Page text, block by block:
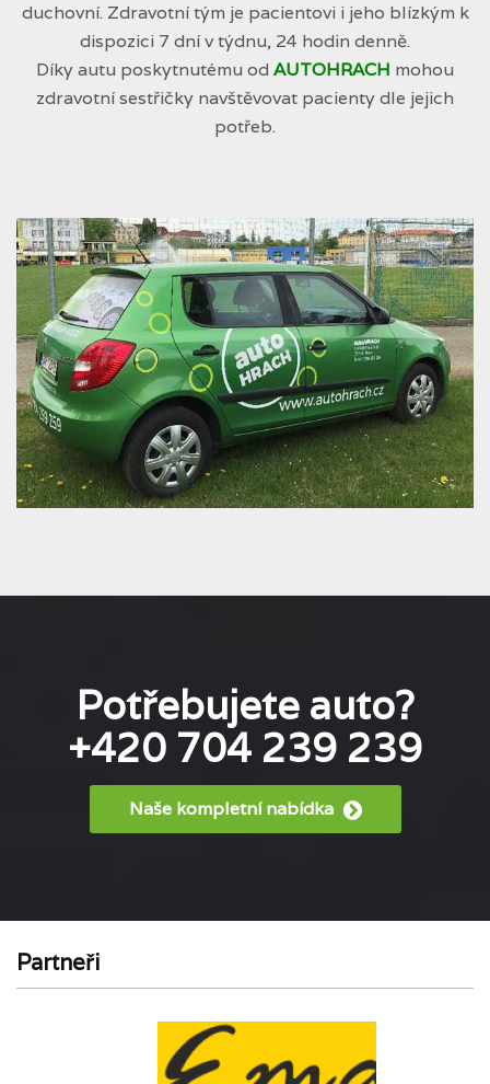
duchovní. Zdravotní tým je pacientovi i jeho blízkým k
dispozici 7 dní v týdnu, 24 hodin denně.
Díky autu poskytnutému od AUTOHRACH mohou
zdravotní sestřičky navštěvovat pacienty dle jejich
potřeb.
Potřebujete auto?
+420 704 239 239
Naše kompletní nabídka
Partneři